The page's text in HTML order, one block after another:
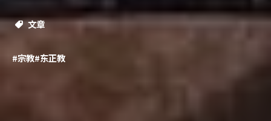
文章
#宗教#东正教